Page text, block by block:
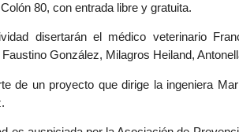
80, con entrada libre y gratuita.
disertarán el médico veterinario
Faustino González, Milagros Heiland,
de un proyecto que dirige la ingeniera